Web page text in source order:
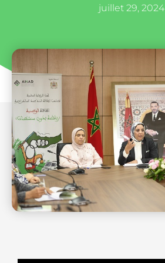
juillet 29, 2024